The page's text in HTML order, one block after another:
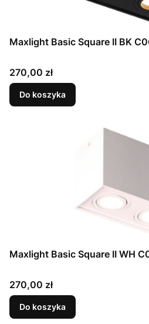
Maxlight Basic Square II BK
Cena
270,00 zł
Do koszyka
Maxlight Basic Square II WH
Cena
270,00 zł
Do koszyka